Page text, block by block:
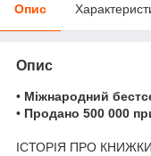
Опис
Опис
• Міжнародний
• Продано 500 000
ІСТОРІЯ ПРО